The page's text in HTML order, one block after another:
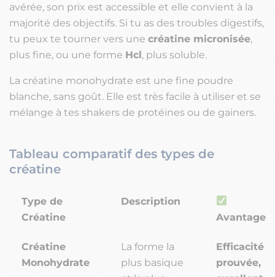
avérée, son prix est accessible et elle convient à la
majorité des objectifs. Si tu as des troubles digestifs,
tu peux te tourner vers une créatine micronisée,
plus fine, ou une forme Hcl, plus soluble.
La créatine monohydrate est une fine poudre
blanche, sans goût. Elle est très facile à utiliser et se
mélange à tes shakers de protéines ou de gainers.
Tableau comparatif des types de
créatine
Type de
Créatine
Description
Avantages
Créatine
Monohydrate
La forme la
plus basique
Efficacité
prouvée,